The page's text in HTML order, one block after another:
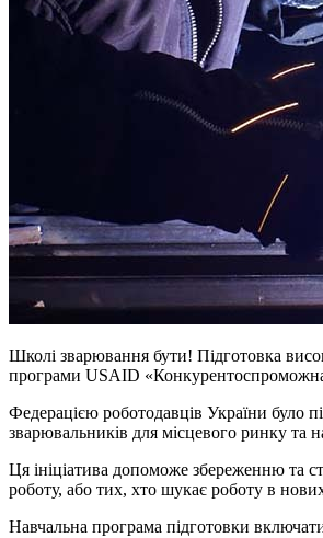
Школі зварювання бути! Підготовка
програми USAID
Федерацією роботодавців України було
зварювальників для місцевого ринку та
Ця ініціатива допоможе збереженню та
роботу, або тих, хто шукає роботу в
Навчальна програма підготовки